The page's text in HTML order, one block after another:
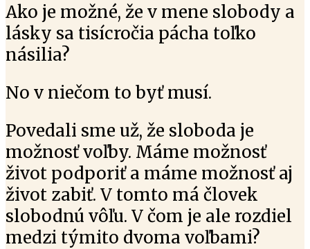
Ako je možné, že v mene slobody a
lásky sa tisícročia pácha toľko
násilia?
No v niečom to byť musí.
Povedali sme už, že sloboda je
možnosť voľby. Máme možnosť
život podporiť a máme možnosť aj
život zabiť. V tomto má človek
slobodnú vôľu. V čom je ale rozdiel
medzi týmito dvoma voľbami?